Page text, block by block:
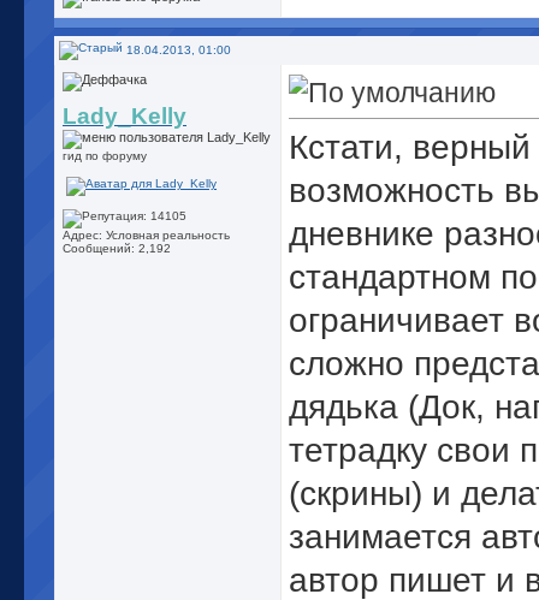
18.04.2013, 01:00
Lady_Kelly
гид по форуму
Адрес: Условная реальность
Сообщений: 2,192
Кстати,
возможность
дневнике
стандартном
ограничивает
сложно
дядька (Док,
тетрадку свои
(скрины) и
занимается
автор пишет и